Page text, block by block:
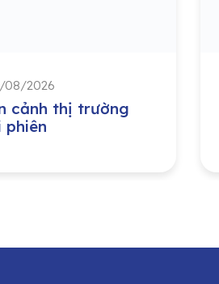
08/2026
cảnh thị trường
phiên